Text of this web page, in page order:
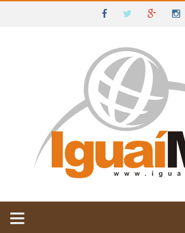
IGUAÍ E SUDOESTE DA BAHIA